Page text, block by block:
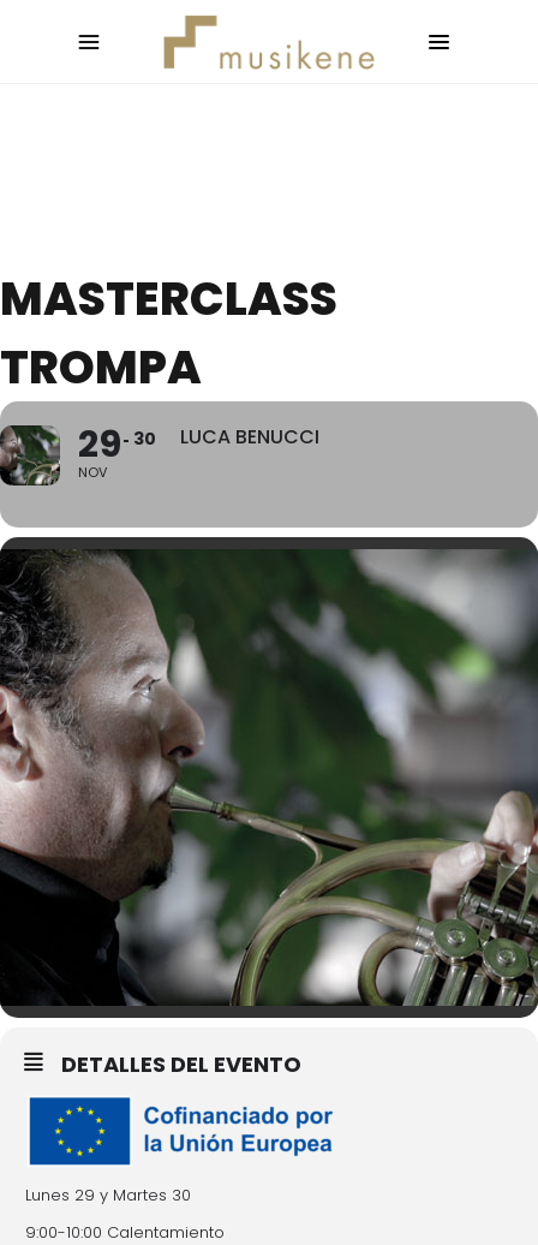
MASTERCLASS
TROMPA
29
NOV
30 LUCA BENUCCI
DETALLES DEL EVENTO
Lunes 29 y Martes 30
9:00-10:00 Calentamiento